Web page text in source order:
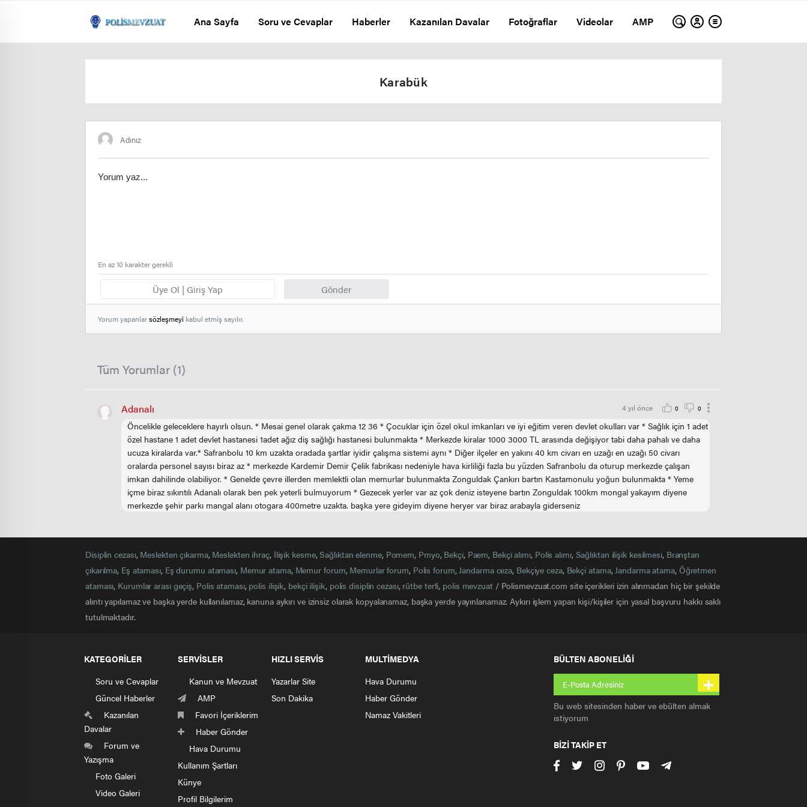
Ana Sayfa Soru ve Cevaplar Haberler Kazanılan Davalar Fotoğraflar Videolar AMP
Karabük
Üye Ol | Giriş Yap Gönder
En az 10 karakter gerekli
Yorum yapanlarsözleşmeyi kabul etmiş sayılır.
Tüm Yorumlar (1)
Adanalı 4 yıl önce 0 0
Öncelikle geleceklere hayırlı olsun. * Mesai genel olarak çakma 12 36 * Çocuklar için özel okul imkanları ve iyi eğitim veren devlet okulları var * Sağlık için 1 adet
özel hastane 1 adet devlet hastanesi 1adet ağız diş sağlığı hastanesi bulunmakta * Merkezde kiralar 1000 3000 TL arasında değişiyor tabi daha pahalı ve daha
ucuza kiralarda var.* Safranbolu 10 km uzakta oradada şartlar iyidir çalışma sistemi aynı * Diğer ilçeler en yakını 40 km civarı en uzağı en uzağı 50 civarı
oralarda personel sayısı biraz az * merkezde Kardemir Demir Çelik fabrikası nedeniyle hava kirliliği fazla bu yüzden Safranbolu da oturup merkezde çalışan
imkan dahilinde olabiliyor. * Genelde çevre illerden memlektli olan memurlar bulunmakta Zonguldak Çankırı bartın Kastamonulu yoğun bulunmakta * Yeme
içme biraz sıkıntılı Adanalı olarak ben pek yeterli bulmuyorum * Gezecek yerler var az çok deniz isteyene bartın Zonguldak 100km mongal yakayım diyene
merkezde şehir parkı mangal alanı otogara 400metre uzakta. başka yere gideyim diyene heryer var biraz arabayla giderseniz
Disiplin cezası, Meslekten çıkarma, Meslekten ihraç, İlişik kesme,Sağlıktan elenme, Pomem, Pmyo, Bekçi, Paem, Bekçi alımı, Polis alımı, Sağlıktan ilişik kesilmesi, Branştan
çıkarılma, Eş ataması, Eş durumu ataması, Memur atama, Memur forum, Memurlar forum, Polis forum,Jandarma ceza, Bekçiye ceza, Bekçi atama,Jandarma atama, Öğretmen
ataması, Kurumlar arası geçiş, Polis ataması, polis ilişik, bekçi ilişik, polis disiplin cezası, rütbe terfi, polis mevzuat/ Polismevzuat.com site içerikleri izin alınmadan hiç bir şekilde
alıntı yapılamaz ve başka yerde kullanılamaz, kanuna aykırı ve izinsiz olarak kopyalanamaz, başka yerde yayınlanamaz. Aykırı işlem yapan kişi/kişiler için yasal başvuru hakkı saklı
tutulmaktadır.
KATEGORİLER
Soru ve Cevaplar
Güncel Haberler
Kazanılan
Davalar
Forum ve
Yazışma
Foto Galeri
Video Galeri
SERVİSLER
Kanun ve Mevzuat
AMP
Favori İçeriklerim
Haber Gönder
Hava Durumu
Kullanım Şartları
Künye
Profil Bilgilerim
HIZLI SERVİS
Yazarlar Site
Son Dakika
MULTİMEDYA
Hava Durumu
Haber Gönder
Namaz Vakitleri
BÜLTEN ABONELİĞİ
+
Bu web sitesinden haber ve ebülten almak
istiyorum
BİZİ TAKİP ET